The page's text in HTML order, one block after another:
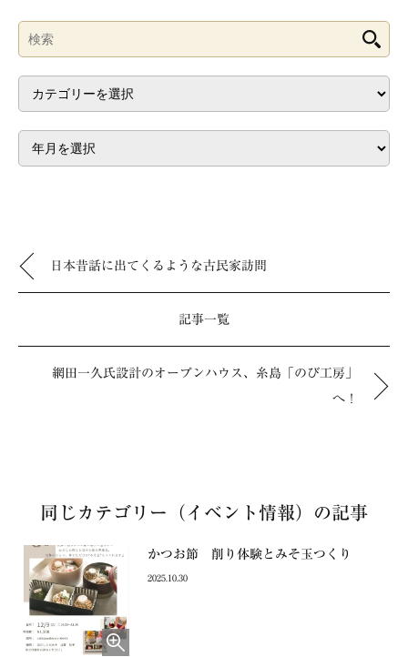
日本昔話に出てくるような古民家訪問
記事一覧
網田一久氏設計のオープンハウス、糸島「のび工房」
へ！
同じカテゴリー（イベント情報）の記事
かつお節 削り体験とみそ玉つくり
2025.10.30